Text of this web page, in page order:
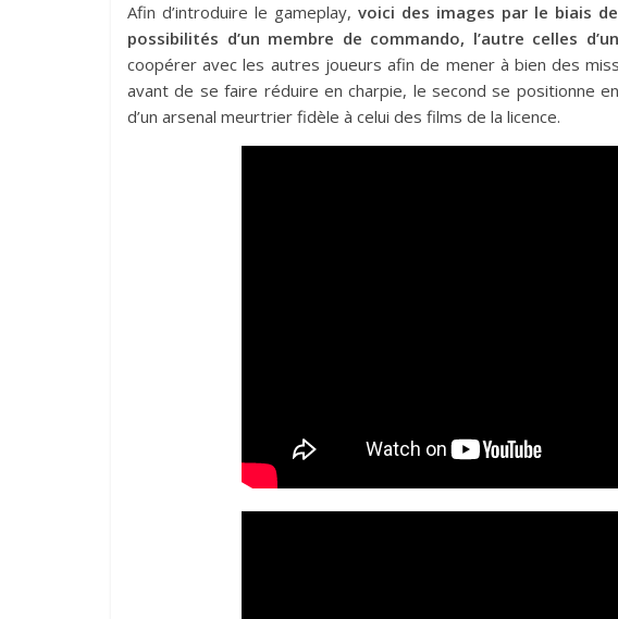
Afin d’introduire le gameplay, voici des images par le biais
possibilités d’un membre de commando, l’autre celles
coopérer avec les autres joueurs afin de mener à bien des
avant de se faire réduire en charpie, le second se positionne
d’un arsenal meurtrier fidèle à celui des films de la licence.